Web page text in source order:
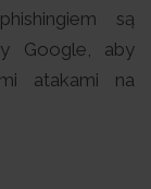
są
Google, aby
atakami na